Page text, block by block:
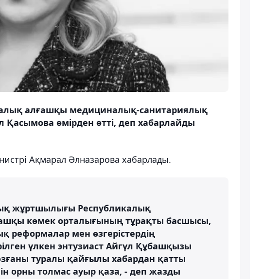
алғашқы медициналық-санитариялық
өмірден өтті, деп хабарлайды
Ақмарал Әлназарова хабарлады.
жұртшылығы Республикалық
көмек орталығының тұрақты басшысы,
реформалар мен өзгерістердің
үлкен энтузиаст Айгүл Құбашқызы
туралы қайғылы хабардан қатты
орны толмас ауыр қаза, - деп жазды